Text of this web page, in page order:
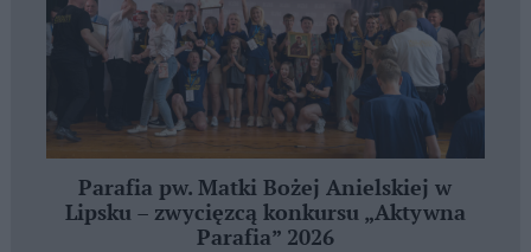
Parafia pw. Matki Bożej Anielskiej w
Lipsku – zwycięzcą konkursu „Aktywna
Parafia” 2026